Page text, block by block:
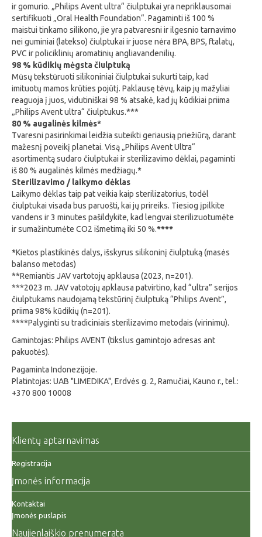
ir gomurio. „Philips Avent ultra“ čiulptukai yra nepriklausomai
sertifikuoti „Oral Health Foundation“. Pagaminti iš 100 %
maistui tinkamo silikono, jie yra patvaresni ir ilgesnio tarnavimo
nei guminiai (latekso) čiulptukai ir juose nėra BPA, BPS, ftalatų,
PVC ir policiklinių aromatinių angliavandenilių.
98 % kūdikių mėgsta čiulptuką
Mūsų tekstūruoti silikoniniai čiulptukai sukurti taip, kad
imituotų mamos krūties pojūtį. Paklausę tėvų, kaip jų mažyliai
reaguoja į juos, vidutiniškai 98 % atsakė, kad jų kūdikiai priima
„Philips Avent ultra“ čiulptukus.***
80 % augalinės kilmės*
Tvaresni pasirinkimai leidžia suteikti geriausią priežiūrą, darant
mažesnį poveikį planetai. Visą „Philips Avent Ultra“
asortimentą sudaro čiulptukai ir sterilizavimo dėklai, pagaminti
iš 80 % augalinės kilmės medžiagų.*
Sterilizavimo / laikymo dėklas
Laikymo dėklas taip pat veikia kaip sterilizatorius, todėl
čiulptukai visada bus paruošti, kai jų prireiks. Tiesiog įpilkite
vandens ir 3 minutes pašildykite, kad lengvai sterilizuotumėte
ir sumažintumėte CO2 išmetimą iki 50 %.****
*Kietos plastikinės dalys, išskyrus silikoninį čiulptuką (masės
balanso metodas)
**Remiantis JAV vartotojų apklausa (2023, n=201).
***2023 m. JAV vatotojų apklausa patvirtino, kad “ultra” serijos
čiulptukams naudojamą tekstūrinį čiulptuką “Philips Avent”,
priima 98% kūdikių (n=201).
****Palyginti su tradiciniais sterilizavimo metodais (virinimu).
Gamintojas: Philips AVENT (tikslus gamintojo adresas ant
pakuotės).
Pagaminta Indonezijoje.
Platintojas: UAB "LIMEDIKA", Erdvės g. 2, Ramučiai, Kauno r., tel.:
+370 800 10008
Klientų aptarnavimas
Registracija
Įmonės informacija
Kontaktai
Įmonės puslapis
Naujienlaiškio prenumerata